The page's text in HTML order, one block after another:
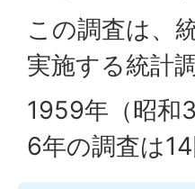
この調査は、
実施する統計
1959年（昭和
6年の調査は